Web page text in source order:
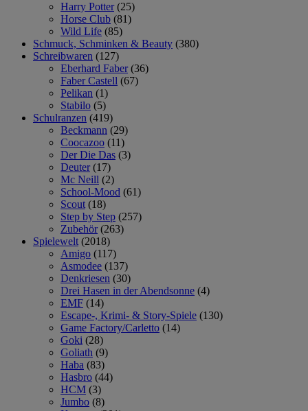
Harry Potter (25)
Horse Club (81)
Wild Life (85)
Schmuck, Schminken & Beauty (380)
Schreibwaren (127)
Eberhard Faber (36)
Faber Castell (67)
Pelikan (1)
Stabilo (5)
Schulranzen (419)
Beckmann (29)
Coocazoo (11)
Der Die Das (3)
Deuter (17)
Mc Neill (2)
School-Mood (61)
Scout (18)
Step by Step (257)
Zubehör (263)
Spielewelt (2018)
Amigo (117)
Asmodee (137)
Denkriesen (30)
Drei Hasen in der Abendsonne (4)
EMF (14)
Escape-, Krimi- & Story-Spiele (130)
Game Factory/Carletto (14)
Goki (28)
Goliath (9)
Haba (83)
Hasbro (44)
HCM (3)
Jumbo (8)